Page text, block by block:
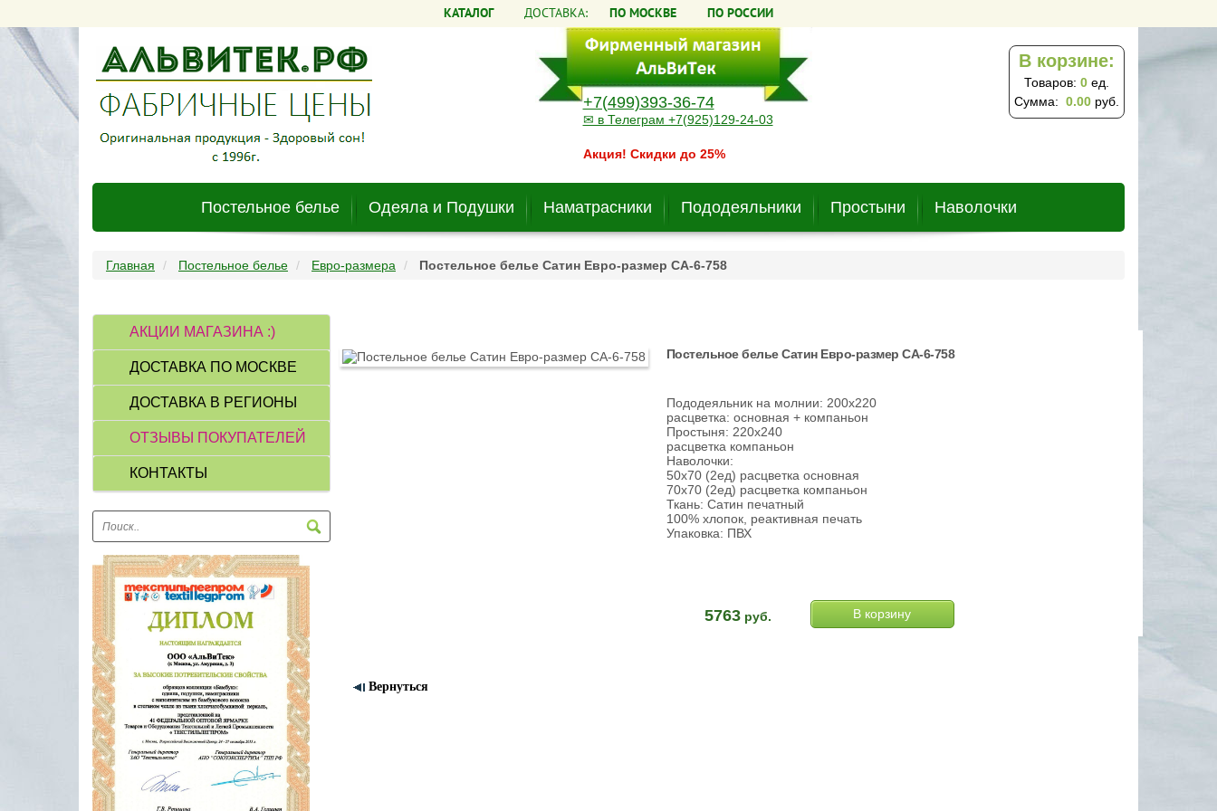
КАТАЛОГ ДОСТАВКА: ПО МОСКВЕ ПО РОССИИ
+7(499)393-36-74
✉ в Телеграм +7(925)129-24-03
Акция! Скидки до 25%
В корзине:
Товаров: 0 ед.
Сумма: 0.00 руб.
Постельное белье Одеяла и Подушки Наматрасники Пододеяльники Простыни Наволочки
Главная Постельное белье Евро-размера Постельное белье Сатин Евро-размер CA-6-758
АКЦИИ МАГАЗИНА :)
ДОСТАВКА ПО МОСКВЕ
ДОСТАВКА В РЕГИОНЫ
ОТЗЫВЫ ПОКУПАТЕЛЕЙ
КОНТАКТЫ
Постельное белье Сатин Евро-размер CA-6-758
Пододеяльник на молнии: 200х220
расцветка: основная + компаньон
Простыня: 220х240
расцветка компаньон
Наволочки:
50х70 (2ед) расцветка основная
70х70 (2ед) расцветка компаньон
Ткань: Сатин печатный
100% хлопок, реактивная печать
Упаковка: ПВХ
5763 руб.
Вернуться